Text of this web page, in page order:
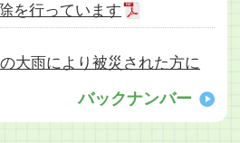
を行っています
大雨により被災された方に
8年5月号」のお詫びと訂
バックナンバー